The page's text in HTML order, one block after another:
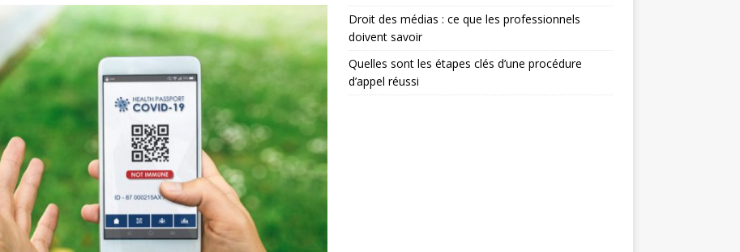
Droit des médias : ce que les professionnels
doivent savoir
Quelles sont les étapes clés d’une procédure
d’appel réussi